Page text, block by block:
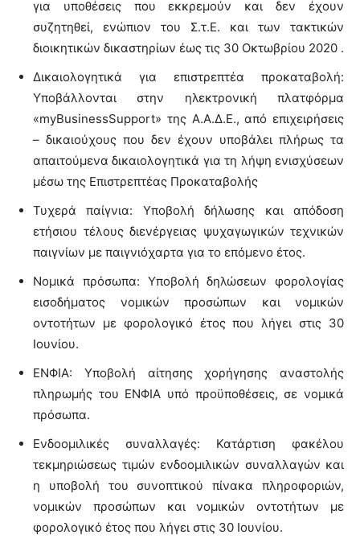
για υποθέσεις που εκκρεμούν και δεν έχουν
συζητηθεί, ενώπιον του Σ.τ.Ε. και των τακτικών
διοικητικών δικαστηρίων έως τις 30 Οκτωβρίου 2020 .
Δικαιολογητικά για επιστρεπτέα προκαταβολή:
Υποβάλλονται στην ηλεκτρονική πλατφόρμα
«myBusinessSupport» της Α.Α.Δ.Ε., από επιχειρήσεις
– δικαιούχους που δεν έχουν υποβάλει πλήρως τα
απαιτούμενα δικαιολογητικά για τη λήψη ενισχύσεων
μέσω της Επιστρεπτέας Προκαταβολής
Τυχερά παίγνια: Υποβολή δήλωσης και απόδοση
ετήσιου τέλους διενέργειας ψυχαγωγικών τεχνικών
παιγνίων με παιγνιόχαρτα για το επόμενο έτος.
Νομικά πρόσωπα: Υποβολή δηλώσεων φορολογίας
εισοδήματος νομικών προσώπων και νομικών
οντοτήτων με φορολογικό έτος που λήγει στις 30
Ιουνίου.
ΕΝΦΙΑ: Υποβολή αίτησης χορήγησης αναστολής
πληρωμής του ΕΝΦΙΑ υπό προϋποθέσεις, σε νομικά
πρόσωπα.
Ενδοομιλικές συναλλαγές: Κατάρτιση φακέλου
τεκμηριώσεως τιμών ενδοομιλικών συναλλαγών και
η υποβολή του συνοπτικού πίνακα πληροφοριών,
νομικών προσώπων και νομικών οντοτήτων με
φορολογικό έτος που λήγει στις 30 Ιουνίου.